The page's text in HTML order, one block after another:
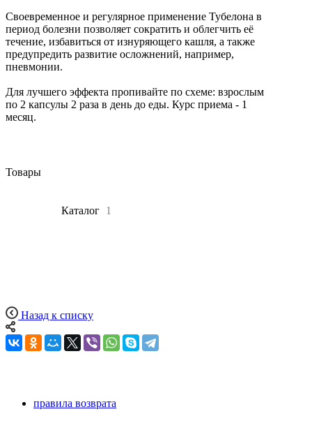
Своевременное и регулярное применение Тубелона в
период болезни позволяет сократить и облегчить её
течение, избавиться от изнуряющего кашля, а также
предупредить развитие осложнений, например,
пневмонии.
Для лучшего эффекта пропивайте по схеме: взрослым
по 2 капсулы 2 раза в день до еды. Курс приема - 1
месяц.
Товары
Каталог 1
Назад к списку
правила возврата